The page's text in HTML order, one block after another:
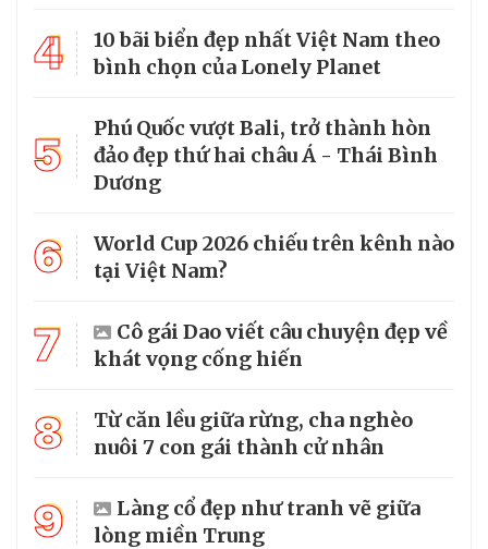
4
10 bãi biển đẹp nhất Việt Nam theo
bình chọn của Lonely Planet
5
Phú Quốc vượt Bali, trở thành hòn
đảo đẹp thứ hai châu Á - Thái Bình
Dương
6
World Cup 2026 chiếu trên kênh nào
tại Việt Nam?
7
Cô gái Dao viết câu chuyện đẹp về
khát vọng cống hiến
8
Từ căn lều giữa rừng, cha nghèo
nuôi 7 con gái thành cử nhân
9
Làng cổ đẹp như tranh vẽ giữa
lòng miền Trung